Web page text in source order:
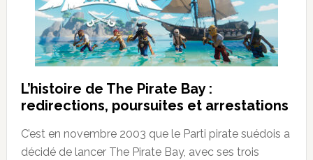
L’histoire de The Pirate Bay :
redirections, poursuites et arrestations
C’est en novembre 2003 que le Parti pirate suédois a
décidé de lancer The Pirate Bay, avec ses trois